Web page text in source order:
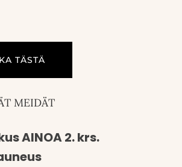
TÄSTÄ
MEIDÄT
AINOA 2. krs.